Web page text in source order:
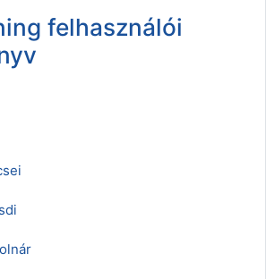
felhasználói